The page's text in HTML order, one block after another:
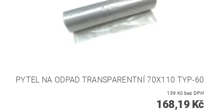
PYTEL NA ODPAD TRANSPARENTNÍ 70X110 TYP-60
139 Kč bez DPH
168,19 Kč